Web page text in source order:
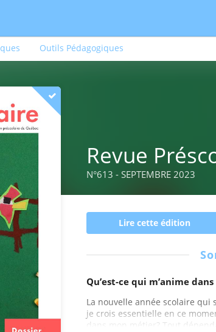
Outils Pédagogiques
Revue
N°613 - SEPTEMBRE 2023
Lire cette édition
Qu’est-ce qui m’anime
La nouvelle année scolaire qui
je crois essentielle en ce
dans mon métier? Tout